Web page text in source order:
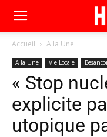
Accueil A la Une
A la Une Vie Locale
« Stop
explicite
utopique